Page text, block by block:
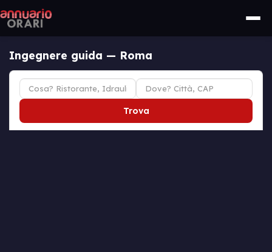
Ingegnere guida — Roma
Trova